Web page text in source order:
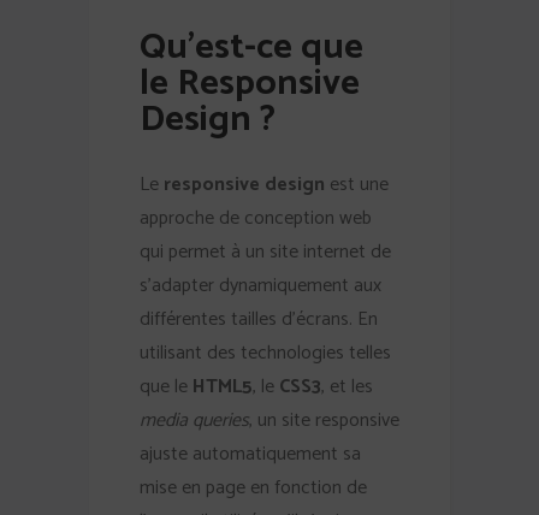
Qu’est-ce que
le Responsive
Design ?
Leresponsive design est une
approche de conception web
qui permet à un site internet de
s’adapter dynamiquement aux
différentes tailles d’écrans. En
utilisant des technologies telles
que leHTML5, leCSS3, et les
media queries, un site responsive
ajuste automatiquement sa
mise en page en fonction de